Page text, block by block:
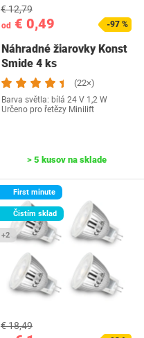
od € 0,49
€ 12,79
-97 %
Náhradné žiarovky Konst
Smide 4 ks
(22×)
Barva světla: bílá 24 V 1,2 W
Určeno pro řetězy Minilift
> 5 kusov na sklade
First minute
Čistím sklad
+2
€ 18,49